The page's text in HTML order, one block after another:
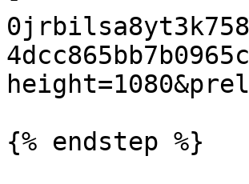
{% endstep %}